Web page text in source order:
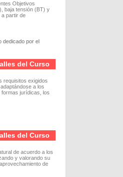
Objetivos
baja tensión (BT) y
partir de
dedicado por el
del Curso
requisitos exigidos
a los
jurídicas, los
del Curso
de acuerdo a los
y valorando su
de